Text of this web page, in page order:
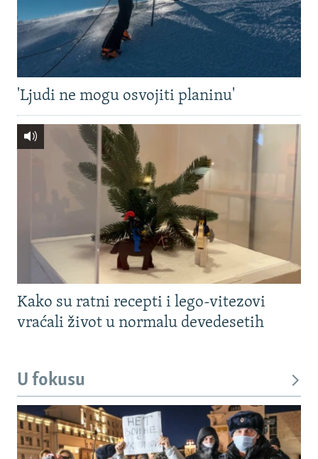
'Ljudi ne mogu osvojiti planinu'
Kako su ratni recepti i lego-vitezovi
vraćali život u normalu devedesetih
U fokusu